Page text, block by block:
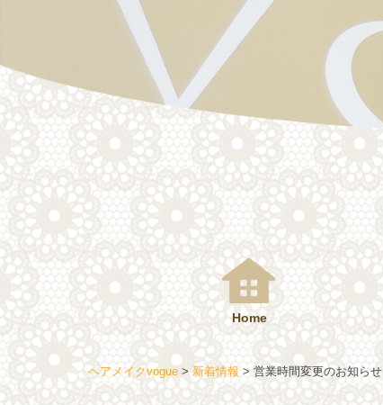
ツ
へ
ス
キ
プ
Home
ヘアメイクvogue>新着情報 > 営業時間変更のお知らせ